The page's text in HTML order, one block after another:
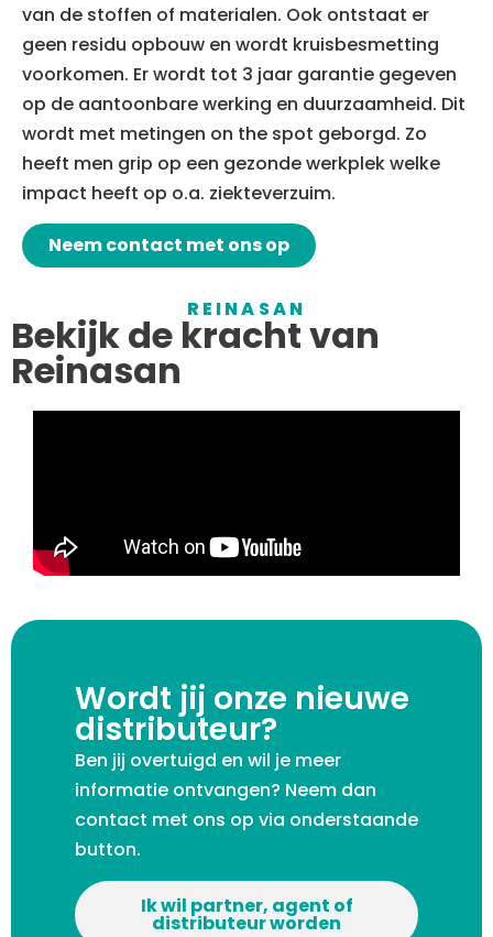
van de stoffen of materialen. Ook ontstaat er
geen residu opbouw en wordt kruisbesmetting
voorkomen. Er wordt tot 3 jaar garantie gegeven
op de aantoonbare werking en duurzaamheid. Dit
wordt met metingen on the spot geborgd. Zo
heeft men grip op een gezonde werkplek welke
impact heeft op o.a. ziekteverzuim.
Neem contact met ons op
REINASAN
Bekijk de kracht van
Reinasan
Wordt jij onze nieuwe
distributeur?
Ben jij overtuigd en wil je meer
informatie ontvangen? Neem dan
contact met ons op via onderstaande
button.
Ik wil partner, agent of
distributeur worden